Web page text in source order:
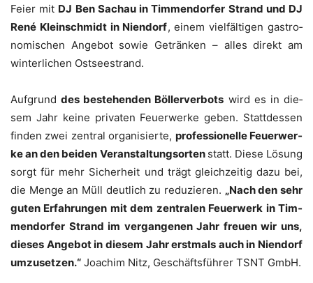
Fei­er mit DJ Ben Sach­au in Tim­men­dor­fer Strand und DJ
René Klein­schmidt in Nien­dorf, einem viel­fäl­ti­gen gas­tro­
no­mi­schen Ange­bot sowie Geträn­ken – alles direkt am
win­ter­li­chen Ostseestrand.
Auf­grunddes bestehen­den Böl­ler­ver­bots wird es in die­
sem Jahr kei­ne pri­va­ten Feu­er­wer­ke geben. Statt­des­sen
fin­den zwei zen­tral orga­ni­sier­te, pro­fes­sio­nel­le Feu­er­wer­
ke an den bei­den Ver­an­stal­tungs­or­ten statt. Die­se Lösung
sorgt für mehr Sicher­heit und trägt gleich­zei­tig dazu bei,
die Men­ge an Müll deut­lich zu redu­zie­ren. „Nach den sehr
guten Erfah­run­gen mit dem zen­tra­len Feu­er­werk in Tim­
men­dor­fer Strand im ver­gan­ge­nen Jahr freu­en wir uns,
die­ses Ange­bot in die­sem Jahr erst­mals auch in Nien­dorf
umzu­set­zen.“ Joa­chim Nitz, Geschäfts­füh­rer TSNT GmbH.